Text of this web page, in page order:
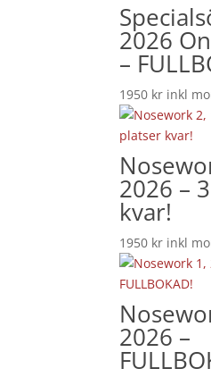
2026
–
1950 kr inkl
2026 –
kvar!
1950 kr inkl
2026 –